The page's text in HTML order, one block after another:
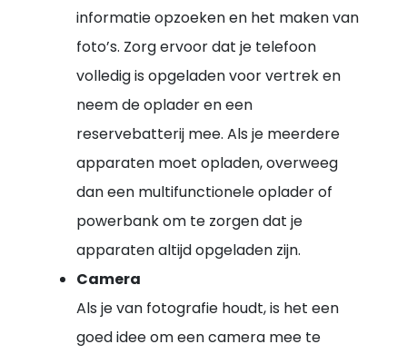
informatie opzoeken en het maken van
foto’s. Zorg ervoor dat je telefoon
volledig is opgeladen voor vertrek en
neem de oplader en een
reservebatterij mee. Als je meerdere
apparaten moet opladen, overweeg
dan een multifunctionele oplader of
powerbank om te zorgen dat je
apparaten altijd opgeladen zijn.
Camera
Als je van fotografie houdt, is het een
goed idee om een camera mee te